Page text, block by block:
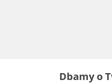
Dbamy o